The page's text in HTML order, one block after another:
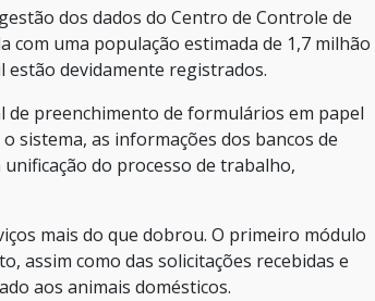
dos dados do Centro de Controle de
com uma população estimada de 1,7 milhão
estão devidamente registrados.
de preenchimento de formulários em papel
sistema, as informações dos bancos de
do processo de trabalho,
mais do que dobrou. O primeiro módulo
assim como das solicitações recebidas e
aos animais domésticos.